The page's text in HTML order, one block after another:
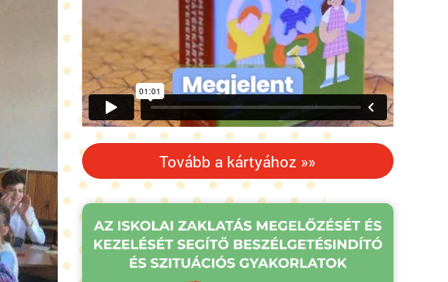
Tovább a kártyához »»